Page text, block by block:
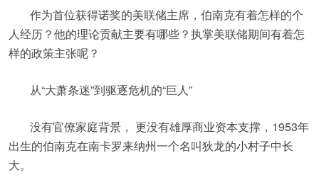
作为首位获得诺奖的美联储主席，伯南克有着怎样的个
人经历？他的理论贡献主要有哪些？执掌美联储期间有着怎
样的政策主张呢？
从“大萧条迷”到驱逐危机的“巨人”
没有官僚家庭背景， 更没有雄厚商业资本支撑，1953年
出生的伯南克在南卡罗来纳州一个名叫狄龙的小村子中长
大。